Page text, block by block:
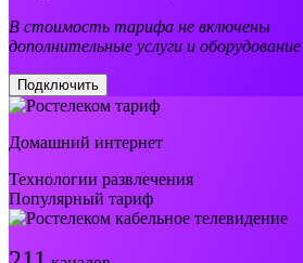
В стоимость тарифа не включены
дополнительные услуги и оборудование
Подключить
Домашний интернет
Технологии развлечения
Популярный тариф